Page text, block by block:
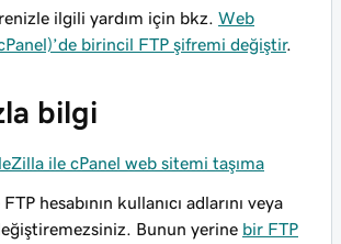
ilgili yardım için bkz. Web
birincil FTP şifremi değiştir.
bilgi
ile cPanel web sitemi taşıma
hesabının kullanıcı adlarını veya
. Bunun yerine bir FTP